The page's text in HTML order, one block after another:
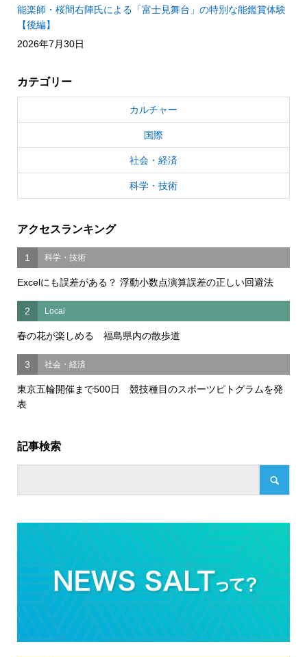
能楽師・桜間右陣氏による「富士見舞台」の特別な能鑑賞体験
【後編】
2026年7月30日
カテゴリー
カルチャー
国際
社会・経済
科学・技術
アクセスランキング
1 科学・技術
Excelにも誤差がある？ 浮動小数点演算誤差の正しい回避法
2 Local
春の花が楽しめる 福島県内の散歩道
3 社会・経済
東京五輪開催まで500日 競技種目のスポーツピトグラムを発
表
記事検索